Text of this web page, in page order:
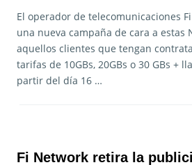
El operador de telecomunicaciones
una nueva campaña de cara a estas
aquellos clientes que tengan
tarifas de 10GBs, 20GBs o 30 GBs +
partir del día 16 …
Fi Network retira la